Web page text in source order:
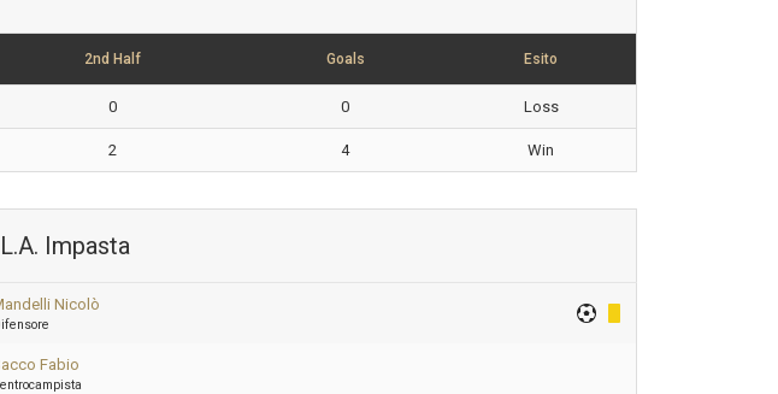
2nd Half Goals Esito
0 0 Loss
2 4 Win
L.A. Impasta
Nicolò
Fabio